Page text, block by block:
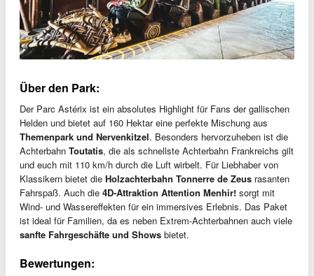
Über den Park:
Der Parc Astérix ist ein absolutes Highlight für Fans der gallischen
Helden und bietet auf 160 Hektar eine perfekte Mischung aus
Themenpark und Nervenkitzel. Besonders hervorzuheben ist die
Achterbahn Toutatis, die als schnellste Achterbahn Frankreichs gilt
und euch mit 110 km/h durch die Luft wirbelt. Für Liebhaber von
Klassikern bietet die Holzachterbahn Tonnerre de Zeus rasanten
Fahrspaß. Auch die 4D-Attraktion Attention Menhir! sorgt mit
Wind- und Wassereffekten für ein immersives Erlebnis. Das Paket
ist ideal für Familien, da es neben Extrem-Achterbahnen auch viele
sanfte Fahrgeschäfte und Shows bietet.
Bewertungen: